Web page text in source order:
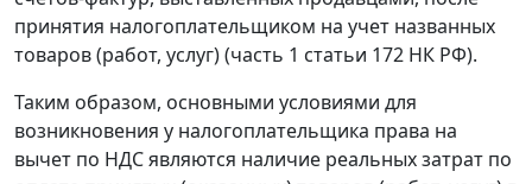
принятия налогоплательщиком на учет названных
товаров (работ, услуг) (часть 1 статьи 172 НК РФ).
Таким образом, основными условиями для
возникновения у налогоплательщика права на
вычет по НДС являются наличие реальных затрат по